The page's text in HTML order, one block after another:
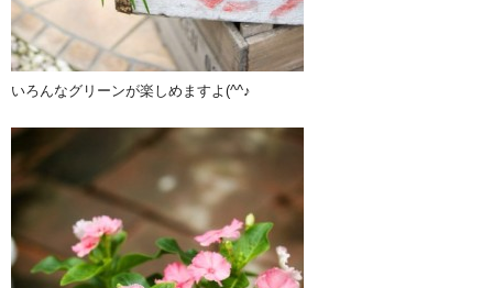
いろんなグリーンが楽しめますよ(^^♪